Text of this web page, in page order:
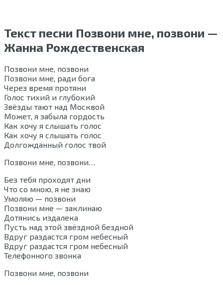
Текст песни Позвони мне, позвони —
Жанна Рождественская
Позвони мне, позвони
Позвони мне, ради бога
Через время протяни
Голос тихий и глубокий
Звёзды тают над Москвой
Может, я забыла гордость
Как хочу я слышать голос
Как хочу я слышать голос
Долгожданный голос твой
Позвони мне, позвони…
Без тебя проходят дни
Что со мною, я не знаю
Умоляю — позвони
Позвони мне — заклинаю
Дотянись издалека
Пусть над этой звёздной бездной
Вдруг раздастся гром небесный
Вдруг раздастся гром небесный
Телефонного звонка
Позвони мне, позвони